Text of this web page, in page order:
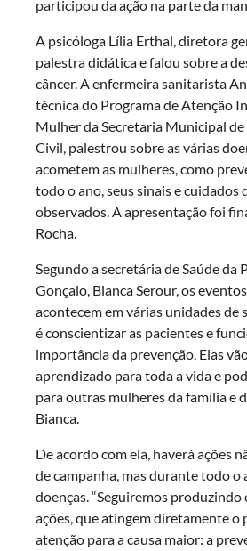
participou da ação na parte da
A psicóloga Lília Erthal, diretora
palestra didática e falou sobre a
câncer. A enfermeira sanitarista
técnica do Programa de Atenção
Mulher da Secretaria Municipal de
Civil, palestrou sobre as várias
acometem as mulheres, como
todo o ano, seus sinais e cuidados
observados. A apresentação foi
Rocha.
Segundo a secretária de Saúde da
Gonçalo, Bianca Serour, os
acontecem em várias unidades de
é conscientizar as pacientes e
importância da prevenção. Elas
aprendizado para toda a vida e
para outras mulheres da família e
Bianca.
De acordo com ela, haverá ações
de campanha, mas durante todo o
doenças. “Seguiremos produzindo
ações, que atingem diretamente o
atenção para a causa maior: a